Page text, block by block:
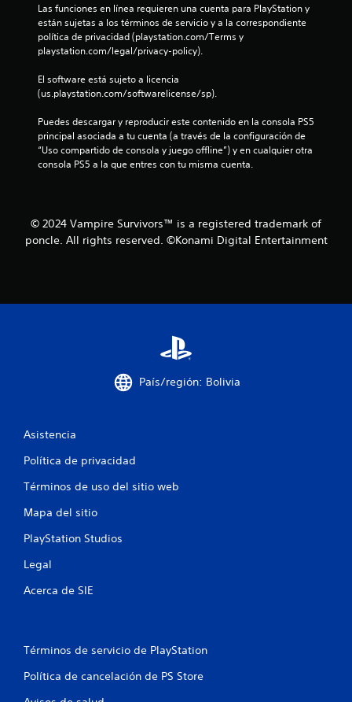
n
d
e
t
i
m
p
.
S
e
d
g
r
o
e
d
o
i
Las funciones en línea requieren una cuenta para PlayStation y
están sujetas a los términos de servicio y a la correspondiente
política de privacidad (playstation.com/Terms y
playstation.com/legal/privacy-policy).
El software está sujeto a licencia
(us.playstation.com/softwarelicense/sp).
Puedes descargar y reproducir este contenido en la consola PS5
principal asociada a tu cuenta (a través de la configuración de
“Uso compartido de consola y juego offline”) y en cualquier otra
consola PS5 a la que entres con tu misma cuenta.
© 2024 Vampire Survivors™ is a registered trademark of
poncle. All rights reserved. ©Konami Digital Entertainment
País/región: Bolivia
Asistencia
Política de privacidad
Términos de uso del sitio web
Mapa del sitio
PlayStation Studios
Legal
Acerca de SIE
Términos de servicio de PlayStation
Política de cancelación de PS Store